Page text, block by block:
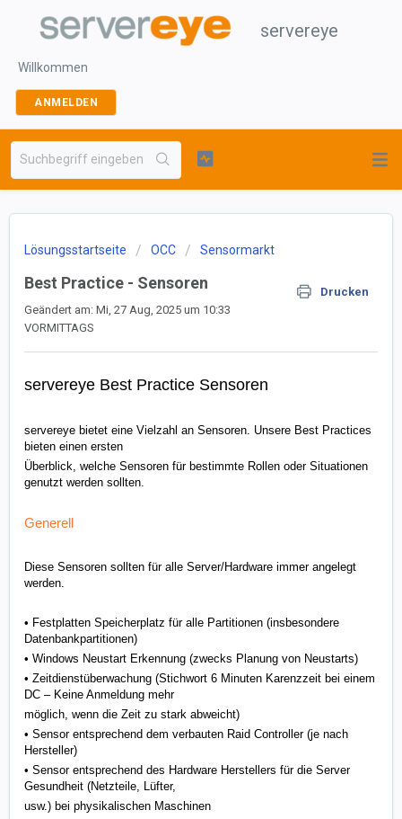
servereye
Willkommen
ANMELDEN
Lösungsstartseite OCC Sensormarkt
Best Practice - Sensoren
Drucken
Geändert am: Mi, 27 Aug, 2025 um 10:33
VORMITTAGS
servereye Best Practice Sensoren
servereye bietet eine Vielzahl an Sensoren. Unsere Best Practices
bieten einen ersten
Überblick, welche Sensoren für bestimmte Rollen oder Situationen
genutzt werden sollten.
Generell
Diese Sensoren sollten für alle Server/Hardware immer angelegt
werden.
• Festplatten Speicherplatz für alle Partitionen (insbesondere
Datenbankpartitionen)
• Windows Neustart Erkennung (zwecks Planung von Neustarts)
• Zeitdienstüberwachung (Stichwort 6 Minuten Karenzzeit bei einem
DC – Keine Anmeldung mehr
möglich, wenn die Zeit zu stark abweicht)
• Sensor entsprechend dem verbauten Raid Controller (je nach
Hersteller)
• Sensor entsprechend des Hardware Herstellers für die Server
Gesundheit (Netzteile, Lüfter,
usw.) bei physikalischen Maschinen